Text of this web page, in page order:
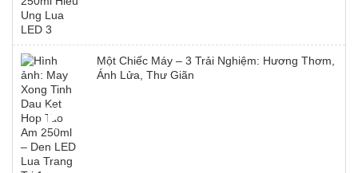
Một Chiếc Máy – 3 Trải Nghiệm: Hương Thơm,
Ánh Lửa, Thư Giãn